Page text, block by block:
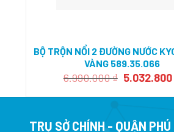
BỘ TRỘN NỔI 2 ĐƯỜNG NƯỚC
VÀNG 589.35.066
6.990.000₫ Giá
là:
5.032.800
TRỤ SỞ CHÍNH - QUẬN PHÚ